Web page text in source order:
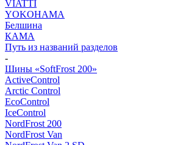
VIATTI
YOKOHAMA
Белшина
КАМА
Путь из названий разделов
-
Шины «SoftFrost 200»
ActiveControl
Arctic Control
EcoControl
IceControl
NordFrost 200
NordFrost Van